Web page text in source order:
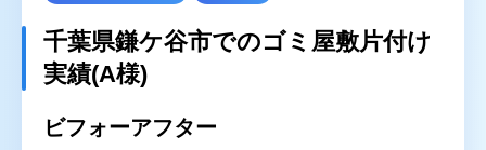
サービス案内
不用品回収
千葉県鎌ケ谷市でのゴミ屋敷片付け
実績(A様)
ビフォーアフター